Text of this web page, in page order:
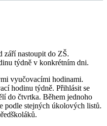
září nastoupit do ZŠ.
týdně v konkrétním dni.
vyučovacími hodinami.
hodinu týdně. Přihlásit se
do čtvrtka. Během jednoho
podle stejných úkolových listů.